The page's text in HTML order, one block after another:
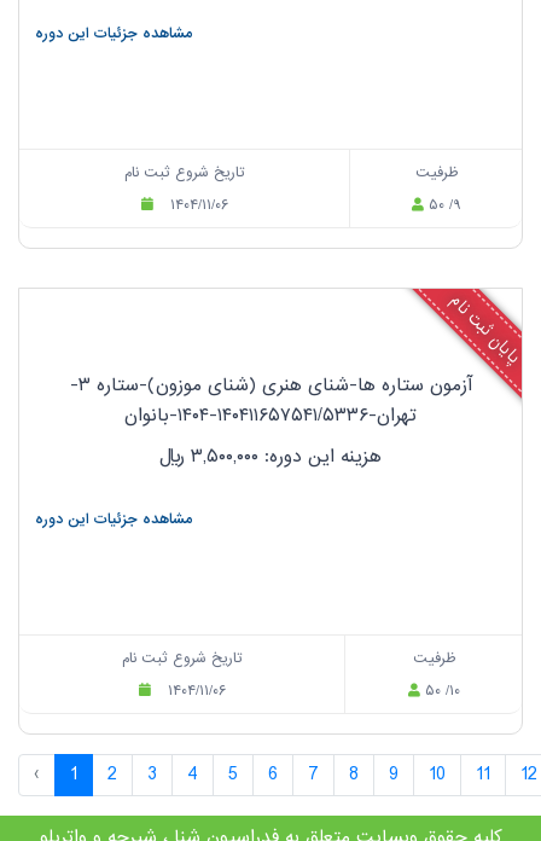
مشاهده جزئیات این دوره
تاریخ شروع ثبت نام
۱۴۰۴/۱۱/۰۶
ظرفیت
۵۰ /۹
پایان ثبت نام
آزمون ستاره ها-شنای هنری (شنای موزون)-ستاره ۳-
تهران-۱۴۰۴۱۱۶۵۷۵۴۱/۵۳۳۶-۱۴۰۴-بانوان
هزینه این دوره: ۳,۵۰۰,۰۰۰
ریال
مشاهده جزئیات این دوره
تاریخ شروع ثبت نام
۱۴۰۴/۱۱/۰۶
ظرفیت
۵۰ /۱۰
‹ 1 2 3 4 5 6 7 8 9 10 11 12